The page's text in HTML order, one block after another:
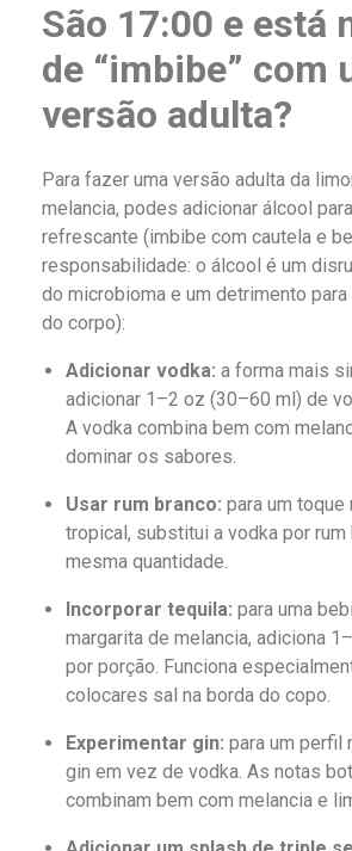
São 17:00 e está
de “imbibe” com
versão adulta?
Para fazer uma versão adulta da
melancia, podes adicionar álcool
refrescante (imbibe com cautela e
responsabilidade: o álcool é um
do microbioma e um detrimento
do corpo):
Adicionar vodka: a forma mais
adicionar 1–2 oz (30–60 ml) de
A vodka combina bem com
dominar os sabores.
Usar rum branco: para um
tropical, substitui a vodka por rum
mesma quantidade.
Incorporar tequila: para uma
margarita de melancia, adiciona
por porção. Funciona
colocares sal na borda do copo.
Experimentar gin: para um perfil
gin em vez de vodka. As notas
combinam bem com melancia e